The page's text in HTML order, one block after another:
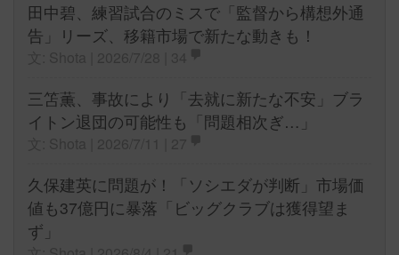
田中碧、練習試合のミスで「監督から構想外通
告」リーズ、移籍市場で新たな動きも！
三笘薫、事故により「去就に新たな不安」ブラ
イトン退団の可能性も「問題相次ぎ…」
久保建英に問題が！「ソシエダが判断」市場価
値も37億円に暴落「ビッグクラブは獲得望ま
ず」